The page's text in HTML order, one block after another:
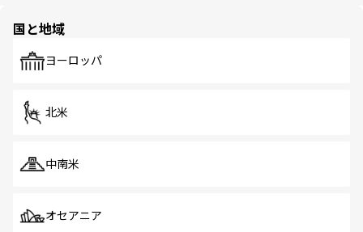
で、ホーカーズは地元の風情を楽しめる外せないスポット
国と地域
ヨーロッパ
北米
中南米
オセアニア